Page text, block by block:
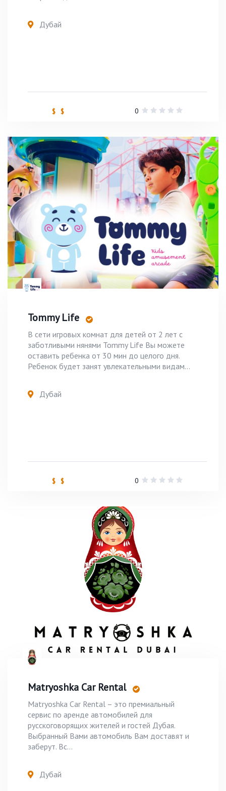
Дубай
$ $ 0
Tommy Life
В сети игровых комнат для детей от 2 лет с
заботливыми нянями Tommy Life Вы можете
оставить ребенка от 30 мин до целого дня.
Ребенок будет занят увлекательными видам...
Дубай
$ $ 0
Matryoshka Car Rental
Matryoshka Car Rental – это премиальный
сервис по аренде автомобилей для
русскоговорящих жителей и гостей Дубая.
Выбранный Вами автомобиль Вам доставят и
заберут. Вс...
Дубай